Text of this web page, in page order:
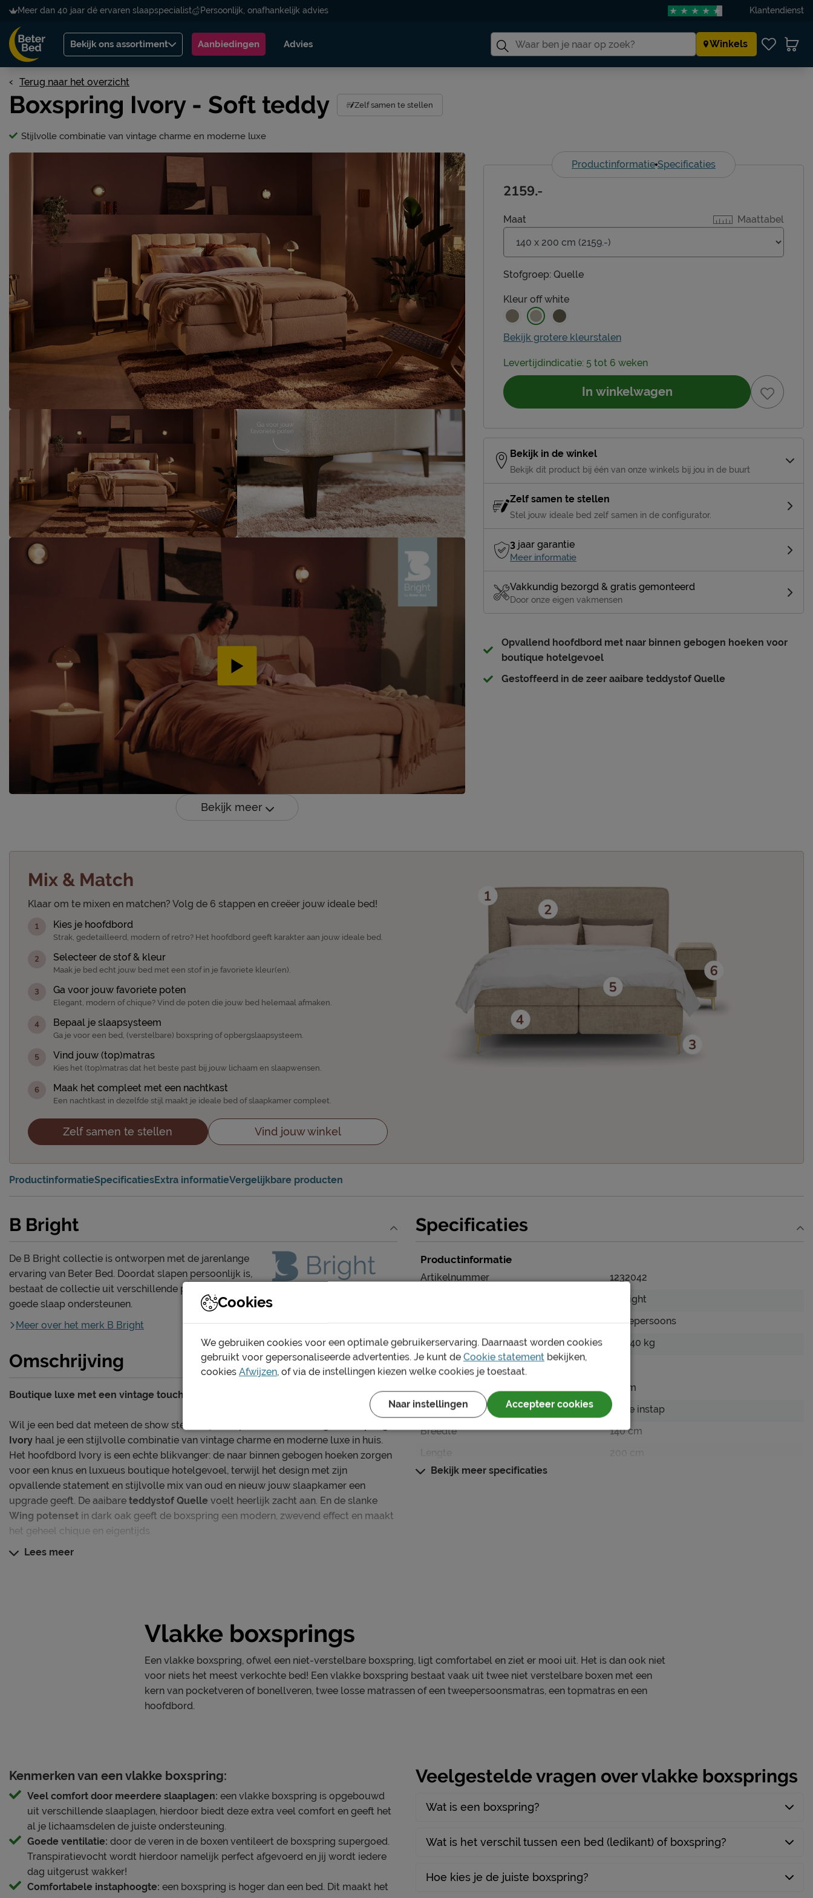
Meer dan 40 jaar dé ervaren slaapspecialist Persoonlijk, onafhankelijk advies Klantendienst
Bekijk ons assortiment Aanbiedingen Advies Winkels
Terug naar het overzicht
Boxspring Ivory - Soft teddy Zelf samen te stellen
Stijlvolle combinatie van vintage charme en moderne luxe
Bekijk meer
Productinformatie Specificaties
Maattabel
Maat
Stofgroep: Quelle
Kleur off white
Bekijk grotere kleurstalen
2159.-
Levertijdindicatie: 5 tot 6 weken
In winkelwagen
Bekijk in de winkel
Bekijk dit product bij één van onze winkels bij jou in de buurt
Zelf samen te stellen
Stel jouw ideale bed zelf samen in de configurator.
3 jaar garantie
Meer informatie
Vakkundig bezorgd & gratis gemonteerd
Door onze eigen vakmensen
Opvallend hoofdbord met naar binnen gebogen hoeken voor
boutique hotelgevoel
Gestoffeerd in de zeer aaibare teddystof Quelle
Mix & Match
Klaar om te mixen en matchen? Volg de 6 stappen en creëer jouw ideale bed!
Kies je hoofdbord
Strak, gedetailleerd, modern of retro? Het hoofdbord geeft karakter aan jouw ideale bed.
Selecteer de stof & kleur
Maak je bed echt jouw bed met een stof in je favoriete kleur(en).
Ga voor jouw favoriete poten
Elegant, modern of chique? Vind de poten die jouw bed helemaal afmaken.
Bepaal je slaapsysteem
Ga je voor een bed, (verstelbare) boxspring of opbergslaapsysteem.
Vind jouw (top)matras
Kies het (top)matras dat het beste past bij jouw lichaam en slaapwensen.
Maak het compleet met een nachtkast
Een nachtkast in dezelfde stijl maakt je ideale bed of slaapkamer compleet.
Zelf samen te stellen Vind jouw winkel
ProductinformatieSpecificatiesExtra informatieVergelijkbare producten
B Bright
De B Bright collectie is ontworpen met de jarenlange
ervaring van Beter Bed. Doordat slapen persoonlijk is,
bestaat de collectie uit verschillende producten die een
goede slaap ondersteunen.
Meer over het merk B Bright
Omschrijving
Boutique luxe met een vintage touch.
Wil je een bed dat meteen de show steelt in je slaapkamer? Met
Ivory haal je een stijlvolle combinatie van vintage charme en moderne luxe in huis.
Het hoofdbord Ivory is een echte blikvanger: de naar binnen gebogen hoeken zorgen
voor een knus en luxueus boutique hotelgevoel, terwijl het design met zijn
opvallende statement en stijlvolle mix van oud en nieuw jouw slaapkamer een
upgrade geeft. De aaibare teddystof Quelle voelt heerlijk zacht aan. En de slanke
Wing potenset in dark oak geeft de boxspring een modern, zwevend effect en maakt
het geheel chique en eigentijds.
De boxsprings tot en met 140 cm breed worden geleverd met één matras, de maten
breder dan 140 cm worden geleverd met twee matrassen.
Boxspring Ivory biedt luxe comfort en optimale ondersteuning. Dankzij de individueel
verpakte pocketveren in de box geniet je van perfecte gewichtsverdeling en
luchtcirculatie voor een fris slaapklimaat. De 7 comfortzones geven doelgerichte
Het20 cm hoge gestoffeerde pocketveermatras
comfortschuim biedt een fijne balans tussen zachtheid en ondersteuning, terwijl de
bovenste laag zorgt voor een antiallergisch slaapklimaat. Het matras combineert
twee hardheden ineen en is daardoor aan beide zijden beslaapbaar. Bij de ene zijde
kies je voor een medium mate van ondersteuning, terwijl de andere zijde stevige
Daarbovenop zorgt de
uitstekende ventilatie en een fris gevoel. Extra praktisch: de hoes is afritsbaar en
Lees meer
Specificaties
Productinformatie
Artikelnummer
1232042
B Bright
Tweepersoons
Gewichtsklasse
tot 140 kg
Afmetingen
71 cm
Instaphoogte
Hoge instap
Breedte
140 cm
200 cm
Buitenmaat (BxL)
Overige
matras, vanaf breedtemaat 160 cm twee 1-
persoons matrassen. Topmatras is 2-
persoons
Aantal veren per m2 (circa)
256
Matras(sen)
Opbouw matraskern
pocketveer
Aantal veren per m2 matrassen
Bekijk meer specificaties
Vlakke boxsprings
Een vlakke boxspring, ofwel een niet-verstelbare boxspring, ligt comfortabel en ziet er mooi uit. Het is dan ook niet
voor niets het meest verkochte bed! Een vlakke boxspring bestaat vaak uit twee niet verstelbare boxen met een
kern van pocketveren of bonellveren, twee losse matrassen of een tweepersoonsmatras, een topmatras en een
hoofdbord.
Kenmerken van een vlakke boxspring:
Veel comfort door meerdere slaaplagen: een vlakke boxspring is opgebouwd
uit verschillende slaaplagen, hierdoor biedt deze extra veel comfort en geeft het
al je lichaamsdelen de juiste ondersteuning.
Goede ventilatie: door de veren in de boxen ventileert de boxspring supergoed.
Transpiratievocht wordt hierdoor namelijk perfect afgevoerd en jij wordt iedere
dag uitgerust wakker!
Comfortabele instaphoogte: een boxspring is hoger dan een bed. Dit maakt het
Veelgestelde vragen over vlakke boxsprings
Wat is een boxspring?
Wat is het verschil tussen een bed (ledikant) of boxspring?
Hoe kies je de juiste boxspring?
Cookies
We gebruiken cookies voor een optimale gebruikerservaring. Daarnaast worden cookies
gebruikt voor gepersonaliseerde advertenties. Je kunt de Cookie statement bekijken,
cookies Afwijzen, of via de instellingen kiezen welke cookies je toestaat.
Naar instellingen Accepteer cookies